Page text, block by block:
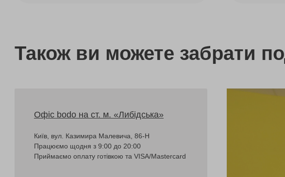
Також ви можете забрати
Офіс bodo на ст. м. «Либідська»
Київ, вул. Казимира Малевича, 86-Н
Працюємо щодня з 9:00 до 20:00
Приймаємо оплату готівкою та VISA/Mastercard